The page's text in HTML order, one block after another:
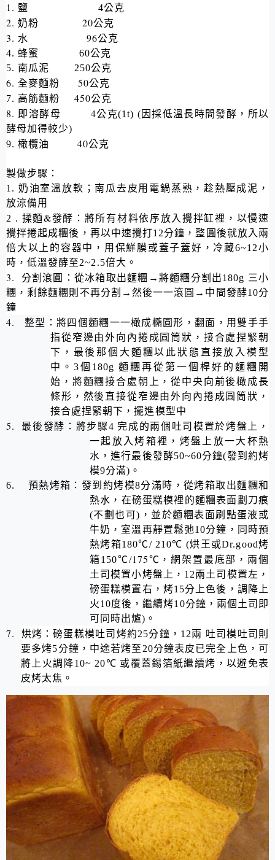
1. 鹽 4公克
2.奶粉 20公克
3.水 96公克
4. 蜂蜜 60公克
5. 南瓜泥 250公克
6.全麥麵粉 50公克
7. 高筋麵粉 450公克
8. 即溶酵母 4公克(1t) ( 因採低溫長時間發酵，所以
酵母加得較少)
9.橄欖油 40公克
製做步驟：
1. 奶油室溫放軟；南瓜去皮用電鍋蒸熟，趁熱壓成泥，
放涼備用
2 . 揉麵&發酵：將所有材料依序放入攪拌缸裡，以慢速
攪拌捲起成糰後，再以中速攪打12分鐘，整圓後就放入兩
倍大以上的容器中，用保鮮膜或蓋子蓋好，冷藏6~12小
時，低溫發酵至2~2.5倍大。
3. 分割滾圓：從冰箱取出麵糰→將麵糰分割出180g 三小
糰，剩餘麵糰則不再分割→然後一一滾圓→中間發酵10分
鐘
4.
整型：將四個麵糰一一橄成橢圓形，翻面，用雙手手
指從窄邊由外向內捲成圓筒狀，接合處捏緊朝
下，最後那個大麵糰以此狀態直接放入模型
中。 3個 180g 麵糰再從第一個桿好的麵糰開
始，將麵糰接合處朝上，從中央向前後橄成長
條形，然後直接從窄邊由外向內捲成圓筒狀，
接合處捏緊朝下，擺進模型中
5. 最後發酵：將步驟4完成的兩個吐司模置於烤盤上，
一起放入烤箱裡，烤盤上放一大杯熱
水，進行最後發酵50~60分鐘(發到約烤
模9分滿) 。
6. 預熱烤箱：發到約烤模8分滿時，從烤箱取出麵糰和
熱水，在磅蛋糕模裡的麵糰表面劃刀痕
(不劃也可)，並於麵糰表面刷點蛋液或
牛奶，室溫再靜置鬆弛10分鐘，同時預
熱烤箱180℃/ 210℃ (烘王或Dr.good烤
箱150℃/175℃，網架置最底部，兩個
土司模置小烤盤上，12兩土司模置左，
磅蛋糕模置右，烤15分上色後，調降上
火10度後，繼續烤10分鐘，兩個土司即
可同時出爐) 。
7. 烘烤：磅蛋糕模吐司烤約25分鐘， 12兩 吐司模吐司則
要多烤5分鐘，中途若烤至 20分鐘表皮已完全上色，可
將上火調降10~ 20℃ 或覆蓋錫箔紙繼續烤，以避免表
皮烤太焦。